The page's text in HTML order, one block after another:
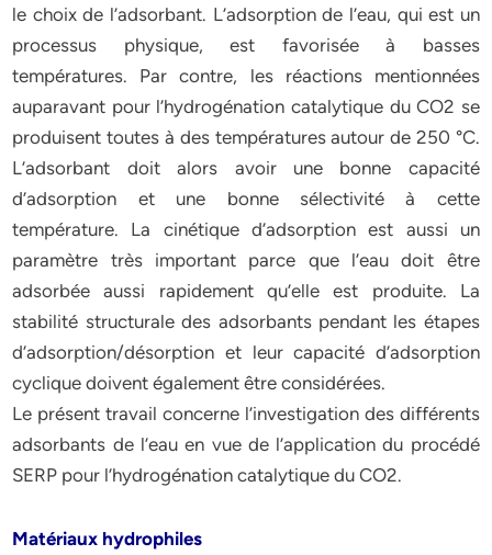
le choix de l’adsorbant. L’adsorption de l’eau, qui est un
processus physique, est favorisée à basses
températures. Par contre, les réactions mentionnées
auparavant pour l’hydrogénation catalytique du CO2 se
produisent toutes à des températures autour de 250 °C.
L’adsorbant doit alors avoir une bonne capacité
d’adsorption et une bonne sélectivité à cette
température. La cinétique d’adsorption est aussi un
paramètre très important parce que l’eau doit être
adsorbée aussi rapidement qu’elle est produite. La
stabilité structurale des adsorbants pendant les étapes
d’adsorption/désorption et leur capacité d’adsorption
cyclique doivent également être considérées.
Le présent travail concerne l’investigation des différents
adsorbants de l’eau en vue de l’application du procédé
SERP pour l’hydrogénation catalytique du CO2.
Matériaux hydrophiles